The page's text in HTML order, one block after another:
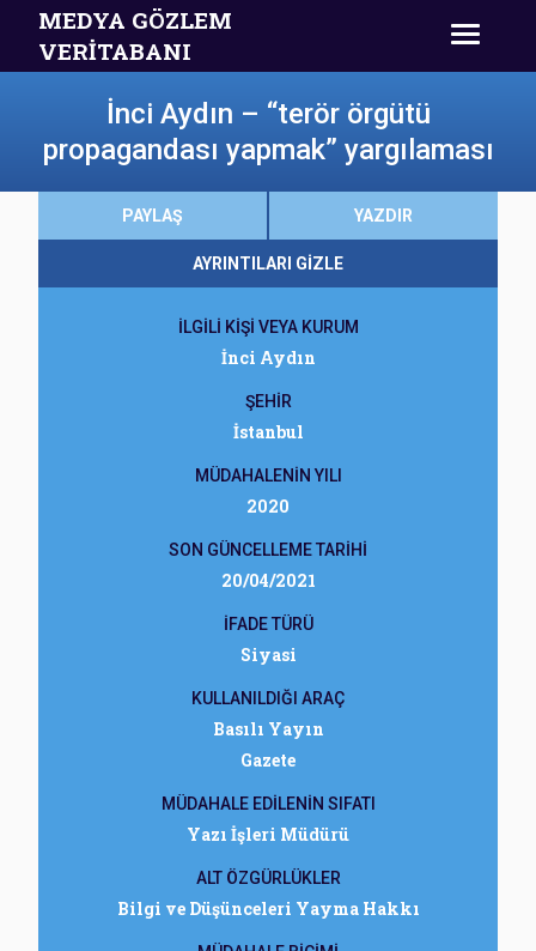
MEDYA GÖZLEM
VERİTABANI
İnci Aydın – “terör örgütü
propagandası yapmak” yargılaması
PAYLAŞ YAZDIR
AYRINTILARI GİZLE
İLGİLİ KİŞİ VEYA KURUM
İnci Aydın
ŞEHİR
İstanbul
MÜDAHALENİN YILI
2020
SON GÜNCELLEME TARİHİ
20/04/2021
İFADE TÜRÜ
Siyasi
KULLANILDIĞI ARAÇ
Basılı Yayın
Gazete
MÜDAHALE EDİLENİN SIFATI
Yazı İşleri Müdürü
ALT ÖZGÜRLÜKLER
Bilgi ve Düşünceleri Yayma Hakkı